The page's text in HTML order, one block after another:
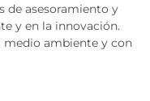
de asesoramiento y
y en la innovación.
medio ambiente y con